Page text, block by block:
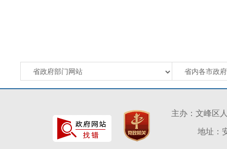
主办：文峰区
地址：